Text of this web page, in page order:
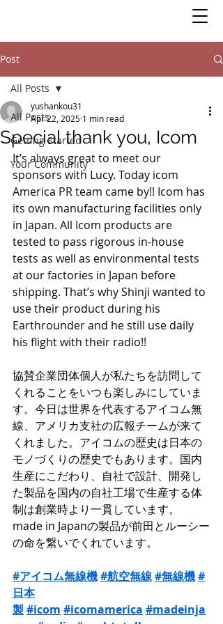
Post
All Posts
Getting Started
Your Community
All Posts
Special thank you, Icom
yushankou31
Apr 22, 2025 1 min read
It’s always great to meet our
sponsors with Lucy. Today icom
America PR team came by!! Icom has
its own manufacturing facilities only
in Japan. All Icom products are
tested to pass rigorous in-house
tests as well as environmental tests
at our factories in Japan before
shipping. That’s why Shinji wanted to
use their product during his
Earthrounder and he still use daily
his flight with their radio!!
協賛企業団体個人が私たちを訪問して
くれることをいつも楽しみにしていま
す。今日は世界を代表するアイコム無
線、アメリカ支社の広報チームが来て
くれました。アイコムの歴史は日本の
モノづくりの歴史でもあります。国内
生産にこだわり、自社で設計、開発し
た製品を国内の自社工場で生産する体
制は創業時より一貫しています。
made in Japanの製品が前田とルーシー
の命を繋いでくれています。
#アイコム無線機#航空無線#無線機#
日本
製#icom #icomamerica #madeinja